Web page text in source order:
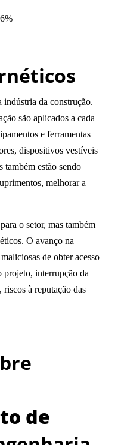
indústria da construção.
são aplicados a cada
e ferramentas
dispositivos vestíveis
também estão sendo
melhorar a
o setor, mas também
. O avanço na
de obter acesso
projeto, interrupção da
à reputação das
de